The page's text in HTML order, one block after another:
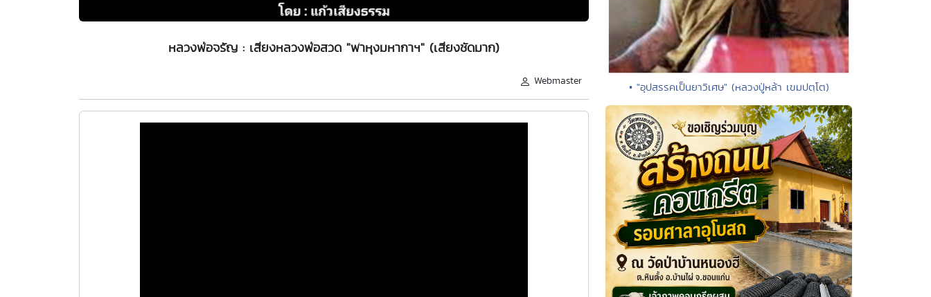
หลวงพ่อจรัญ : เสียงหลวงพ่อสวด "พาหุงมหากาฯ" (เสียงชัดมาก)
Webmaster • "อุปสรรคเป็นยาวิเศษ" (หลวงปู่หล้า เขมปตฺโต)